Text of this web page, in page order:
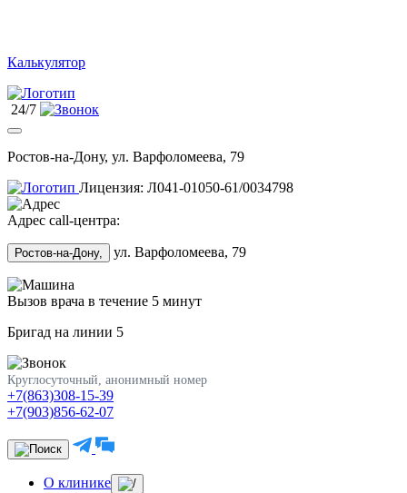
Калькулятор
24/7
Ростов-на-Дону, ул. Варфоломеева, 79
Лицензия: Л041-01050-61/0034798
Адрес call-центра:
Ростов-на-Дону, ул. Варфоломеева, 79
Вызов врача в течение 5 минут
Бригад на линии 5
Круглосуточный, анонимный номер
+7(863)308-15-39
+7(903)856-62-07
О клинике